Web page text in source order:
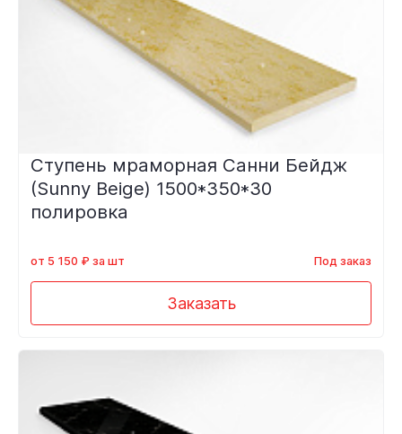
Ступень мраморная Санни Бейдж
(Sunny Beige) 1500*350*30
полировка
от 5 150 ₽ за шт Под заказ
Заказать